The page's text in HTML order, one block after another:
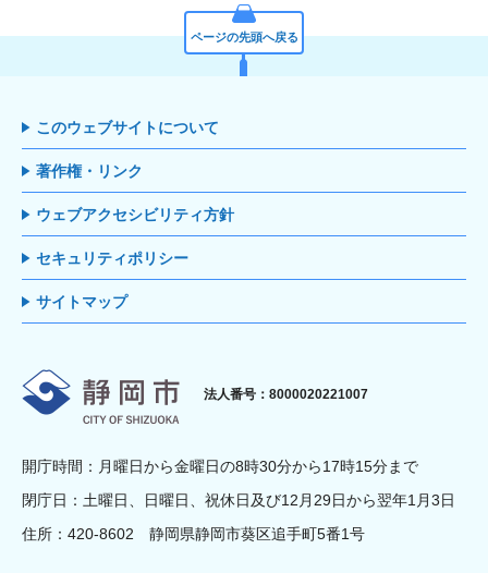
ページの先頭へ戻る
このウェブサイトについて
著作権・リンク
ウェブアクセシビリティ方針
セキュリティポリシー
サイトマップ
静岡市
法人番号：8000020221007
開庁時間：月曜日から金曜日の8時30分から17時15分まで
閉庁日：土曜日、日曜日、祝休日及び12月29日から翌年1月3日
住所：420-8602 静岡県静岡市葵区追手町5番1号